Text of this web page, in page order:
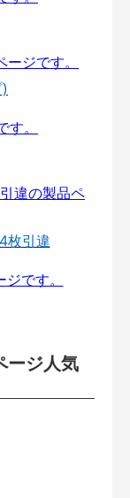
枚引違
ージ人気